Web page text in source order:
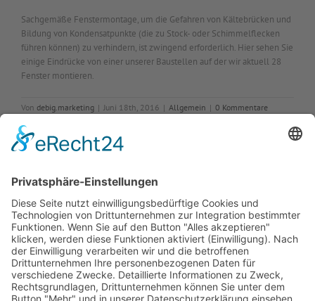
Sachgemäße Fenstermontage, um die Gefahren von Kältebrücken und
Bildung von Kondensatpunkte (die zu Stock- oder Schimmelflecken
führen können) zu verhindern, ist zwingend erforderlich. Hier sehen Sie
einige Eindrücke von einer unserer Baustellen auf der wir aktuell 28
Fenster montieren.
Von debig.marketing | Juni 18th, 2016 | Allgemein | 0 Kommentare